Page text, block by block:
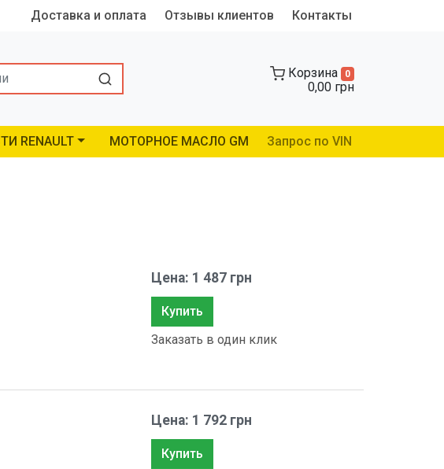
Доставка и оплата Отзывы клиентов Контакты
Корзина 0
0,00 грн
RENAULT МОТОРНОЕ МАСЛО GM Запрос по VIN
Цена: 1 487 грн
Купить
Заказать в один клик
Цена: 1 792 грн
Купить